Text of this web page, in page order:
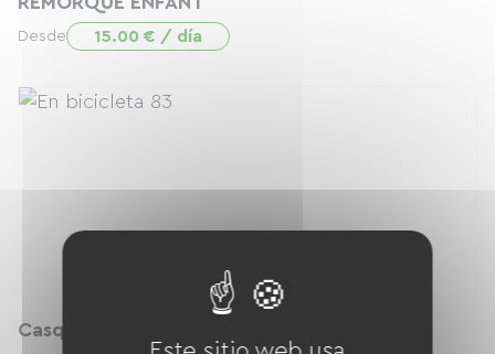
Desde 15.00 € / día
Casque enfant